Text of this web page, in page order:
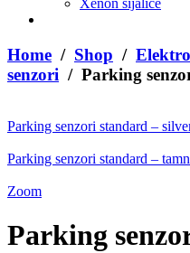
Xenon sijalice
Home / Shop /
senzori / Parking
Parking senzori standard –
Parking senzori standard –
Zoom
Parking